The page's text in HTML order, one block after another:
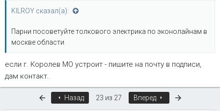
KILROY сказал(а):
Парни посоветуйте толкового электрика по эконолайнам в
москве области
если г. Королев МО устроит - пишите на почту в подписи,
дам контакт.
ПервыйНазад 23 из 27 Вперед